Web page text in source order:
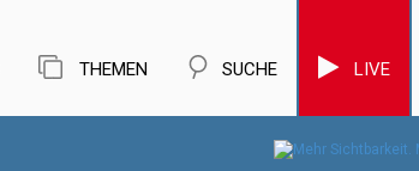
THEMEN SUCHE LIVE